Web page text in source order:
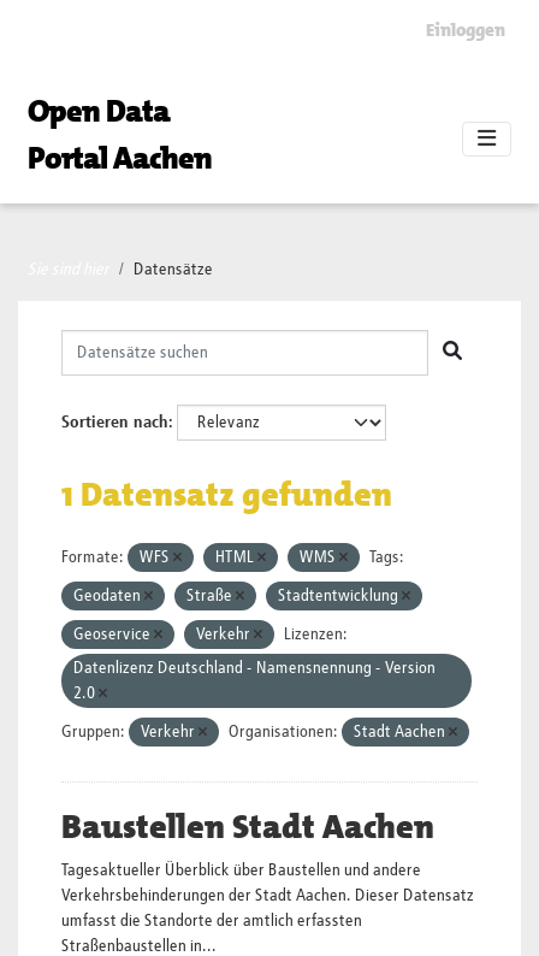
Einloggen
Open Data
Portal Aachen
Datensätze
Sortieren nach
1 Datensatz gefunden
Formate: WFS HTML WMS Tags:
Geodaten Straße Stadtentwicklung
Geoservice Verkehr
Lizenzen:
Datenlizenz Deutschland - Namensnennung - Version
2.0
Gruppen: Verkehr Organisationen: Stadt Aachen
Baustellen Stadt Aachen
Tagesaktueller Überblick über Baustellen und andere
Verkehrsbehinderungen der Stadt Aachen. Dieser Datensatz
umfasst die Standorte der amtlich erfassten
Straßenbaustellen in...